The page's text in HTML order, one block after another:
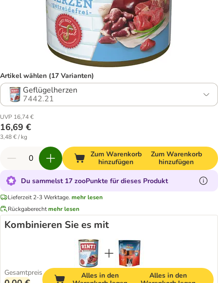
Artikel wählen (17 Varianten)
Geflügelherzen
7442.21
UVP 16,74 €
16,69 €
3,48 € / kg
Zum Warenkorb
hinzufügen
Zum Warenkorb
hinzufügen
Du sammelst 17 zooPunkte für dieses Produkt
Lieferzeit 2-3 Werktage. mehr lesen
Rückgaberechtmehr lesen
Kombinieren Sie es mit
Gesamtpreis
Alles in den
Alles in den